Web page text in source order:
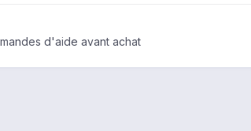
d'aide avant achat